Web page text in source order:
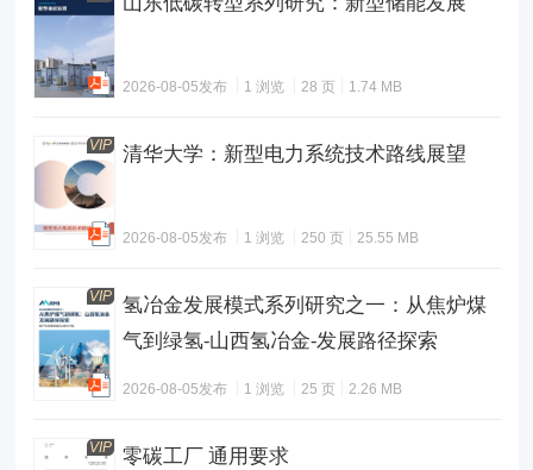
2026-08-05发布 1 浏览 28 页 1.74 MB
VIP 清华大学：新型电力系统技术路线展望
2026-08-05发布 1 浏览 250 页 25.55 MB
VIP
氢冶金发展模式系列研究之一：从焦炉煤
气到绿氢-山西氢冶金-发展路径探索
2026-08-05发布 1 浏览 25 页 2.26 MB
VIP 零碳工厂 通用要求